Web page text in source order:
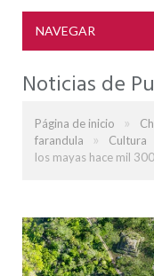
NAVEGAR
Noticias de
Página de inicio »
farandula
» Cultura
los mayas hace mil